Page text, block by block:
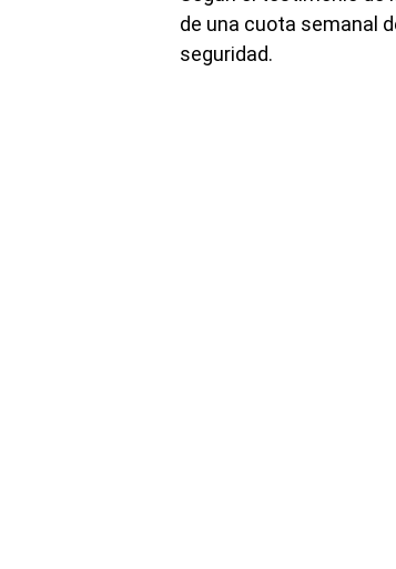
de una cuota semanal
seguridad.